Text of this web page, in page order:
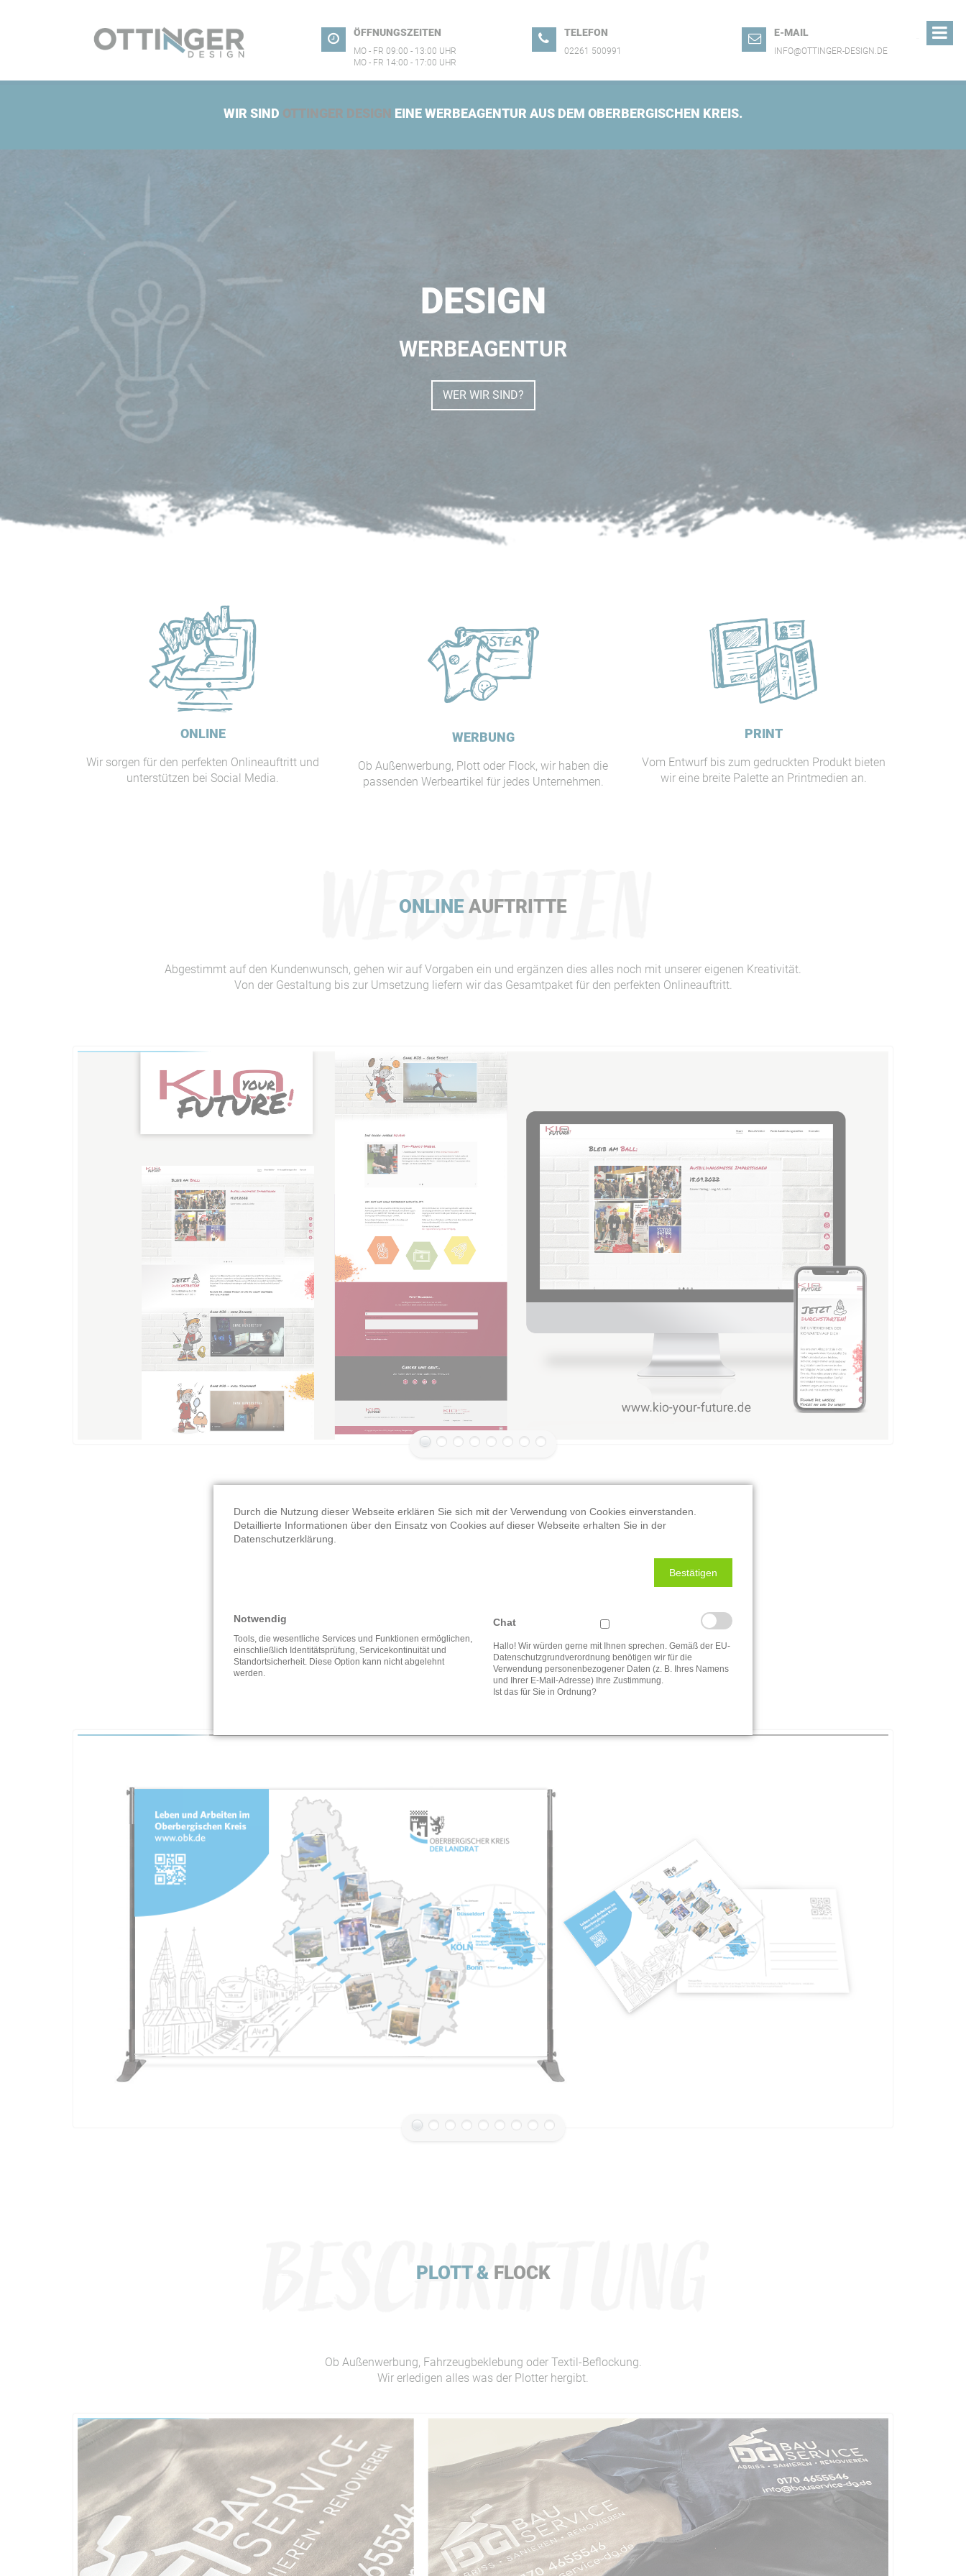
ÖFFNUNGSZEITEN
MO - FR 09:00 - 13:00 UHR
MO - FR 14:00 - 17:00 UHR
TELEFON
02261 500991
E-MAIL
INFO@OTTINGER-DESIGN.DE
WIR SIND OTTINGER DESIGN EINE WERBEAGENTUR AUS DEM OBERBERGISCHEN KREIS.
DESIGN
WERBEAGENTUR
WER WIR SIND?
ONLINE
Wir sorgen für den perfekten Onlineauftritt und
unterstützen bei Social Media.
WERBUNG
Ob Außenwerbung, Plott oder Flock, wir haben die
passenden Werbeartikel für jedes Unternehmen.
PRINT
Vom Entwurf bis zum gedruckten Produkt bieten
wir eine breite Palette an Printmedien an.
ONLINE AUFTRITTE
Abgestimmt auf den Kundenwunsch, gehen wir auf Vorgaben ein und ergänzen dies alles noch mit unserer eigenen Kreativität.
Von der Gestaltung bis zur Umsetzung liefern wir das Gesamtpaket für den perfekten Onlineauftritt.
Die Auswahl an Printmedien ist riesig. Ob Visitenkarte, Flyer, Banner oder Roll-Up.
Wir realisieren individuelle Kundenwünsche.
PLOTT & FLOCK
Ob Außenwerbung, Fahrzeugbeklebung oder Textil-Beflockung.
Wir erledigen alles was der Plotter hergibt.
Durch die Nutzung dieser Webseite erklären Sie sich mit der Verwendung von Cookies einverstanden.
Detaillierte Informationen über den Einsatz von Cookies auf dieser Webseite erhalten Sie in der
Datenschutzerklärung.
Bestätigen
Notwendig
Tools, die wesentliche Services und Funktionen ermöglichen,
einschließlich Identitätsprüfung, Servicekontinuität und
Standortsicherheit. Diese Option kann nicht abgelehnt
werden.
Chat
Hallo! Wir würden gerne mit Ihnen sprechen. Gemäß der EU-
Datenschutzgrundverordnung benötigen wir für die
Verwendung personenbezogener Daten (z. B. Ihres Namens
und Ihrer E-Mail-Adresse) Ihre Zustimmung.
Ist das für Sie in Ordnung?